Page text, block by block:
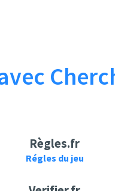
Règles.fr
Régles du jeu